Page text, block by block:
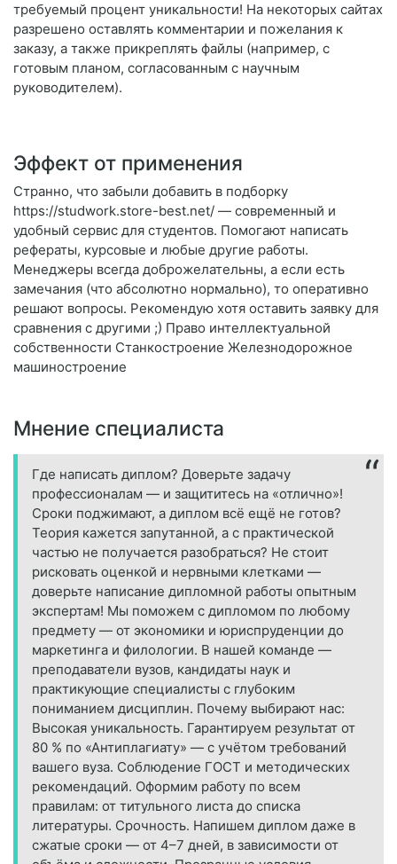
требуемый процент уникальности! На некоторых сайтах
разрешено оставлять комментарии и пожелания к
заказу, а также прикреплять файлы (например, с
готовым планом, согласованным с научным
руководителем).
Эффект от применения
Странно, что забыли добавить в подборку
https://studwork.store-best.net/ — современный и
удобный сервис для студентов. Помогают написать
рефераты, курсовые и любые другие работы.
Менеджеры всегда доброжелательны, а если есть
замечания (что абсолютно нормально), то оперативно
решают вопросы. Рекомендую хотя оставить заявку для
сравнения с другими ;) Право интеллектуальной
собственности Станкостроение Железнодорожное
машиностроение
Мнение специалиста
Где написать диплом? Доверьте задачу
профессионалам — и защититесь на «отлично»!
Сроки поджимают, а диплом всё ещё не готов?
Теория кажется запутанной, а с практической
частью не получается разобраться? Не стоит
рисковать оценкой и нервными клетками —
доверьте написание дипломной работы опытным
экспертам! Мы поможем с дипломом по любому
предмету — от экономики и юриспруденции до
маркетинга и филологии. В нашей команде —
преподаватели вузов, кандидаты наук и
практикующие специалисты с глубоким
пониманием дисциплин. Почему выбирают нас:
Высокая уникальность. Гарантируем результат от
80 % по «Антиплагиату» — с учётом требований
вашего вуза. Соблюдение ГОСТ и методических
рекомендаций. Оформим работу по всем
правилам: от титульного листа до списка
литературы. Срочность. Напишем диплом даже в
сжатые сроки — от 4–7 дней, в зависимости от